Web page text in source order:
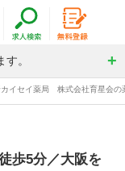
。
イセイ薬局 株式会社育星会の
歩5分／大阪を